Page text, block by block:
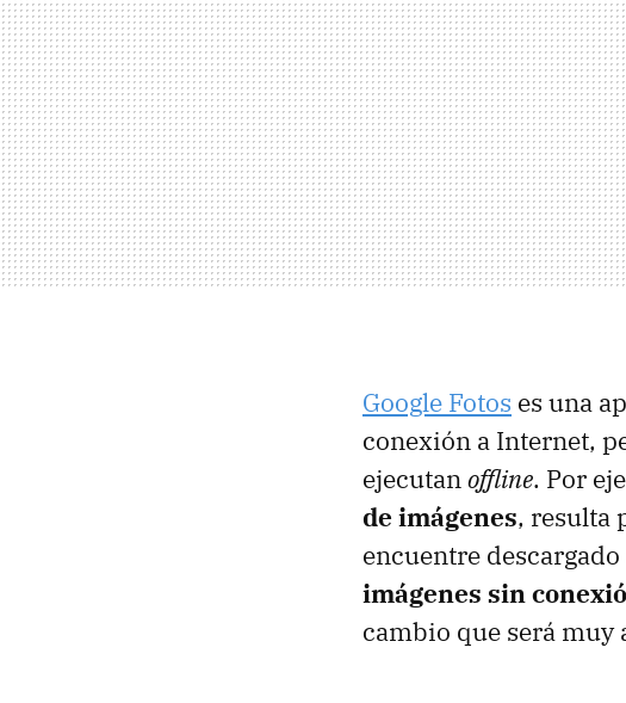
Google Fotos es una
conexión a Internet,
ejecutanoffline. Por
de imágenes, resulta
encuentre
imágenes sin
cambio que será